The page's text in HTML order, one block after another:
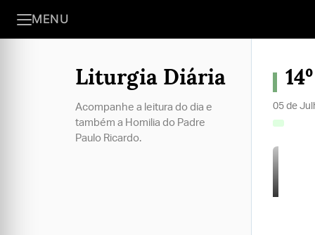
MENU
Liturgia Diária
Acompanhe a leitura do dia e
também a Homilia do Padre
Paulo Ricardo.
05 de